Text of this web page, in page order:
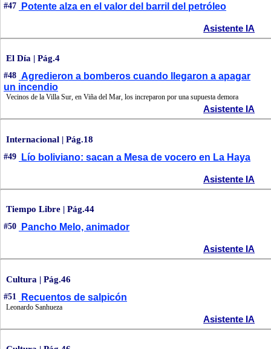
#47 Potente alza en el valor del barril del petróleo
Asistente IA
El Día | Pág.4
#48 Agredieron a bomberos cuando llegaron a apagar
un incendio
Vecinos de la Villa Sur, en Viña del Mar, los increparon por una supuesta demora
Asistente IA
Internacional | Pág.18
#49 Lío boliviano: sacan a Mesa de vocero en La Haya
Asistente IA
Tiempo Libre | Pág.44
#50 Pancho Melo, animador
Asistente IA
Cultura | Pág.46
#51 Recuentos de salpicón
Leonardo Sanhueza
Asistente IA